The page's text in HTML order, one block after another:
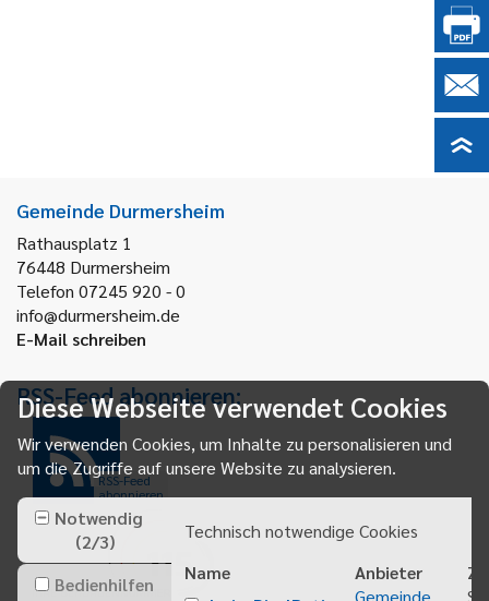
Gemeinde Durmersheim
Rathausplatz 1
76448 Durmersheim
Telefon 07245 920 - 0
info@durmersheim.de
E-Mail schreiben
RSS-Feed abonnieren:
RSS-Feed
abonnieren
Diese Webseite verwendet Cookies
Wir verwenden Cookies, um Inhalte zu personalisieren und
um die Zugriffe auf unsere Website zu analysieren.
Notwendig
(2/3)
Bedienhilfen
Technisch notwendige Cookies
Name
Anbieter
Gemeinde